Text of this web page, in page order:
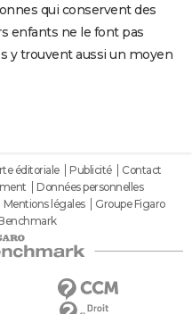
qui conservent des
enfants ne le font pas
y trouvent aussi un moyen
éditoriale Publicité
Contact
Données personnelles
Mentions légales
Groupe Figaro